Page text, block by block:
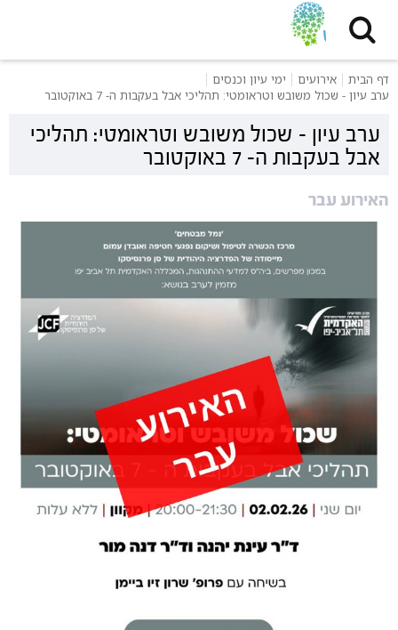
דף הבית אירועים
ימי עיון וכנסים
ערב עיון - שכול משובש וטראומטי: תהליכי אבל בעקבות ה- 7 באוקטובר
ערב עיון - שכול משובש וטראומטי: תהליכי
אבל בעקבות ה- 7 באוקטובר
האירוע עבר